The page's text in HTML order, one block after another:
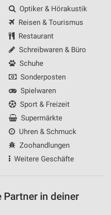
Optiker & Hörakustik
Reisen & Tourismus
Restaurant
Schreibwaren & Büro
Schuhe
Sonderposten
Spielwaren
Sport & Freizeit
Supermärkte
Uhren & Schmuck
Zoohandlungen
Weitere Geschäfte
Partner in deiner